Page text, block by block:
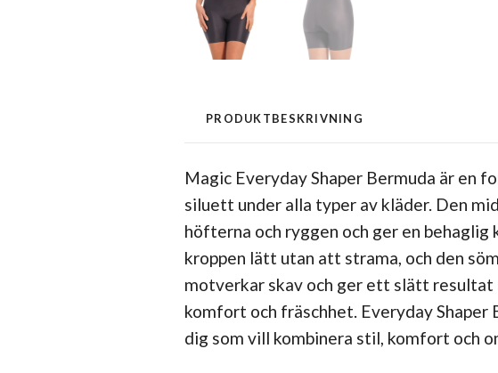
PRODUKTBESKRIVNING
Magic Everyday Shaper Bermuda är en
siluett under alla typer av kläder. Den
höfterna och ryggen och ger en
kroppen lätt utan att strama, och den
motverkar skav och ger ett slätt resultat
komfort och fräschhet. Everyday
dig som vill kombinera stil, komfort och